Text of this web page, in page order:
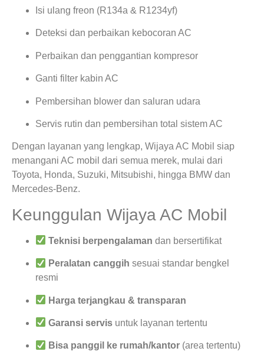
Isi ulang freon (R134a & R1234yf)
Deteksi dan perbaikan kebocoran AC
Perbaikan dan penggantian kompresor
Ganti filter kabin AC
Pembersihan blower dan saluran udara
Servis rutin dan pembersihan total sistem AC
Dengan layanan yang lengkap, Wijaya AC Mobil siap
menangani AC mobil dari semua merek, mulai dari
Toyota, Honda, Suzuki, Mitsubishi, hingga BMW dan
Mercedes-Benz.
Keunggulan Wijaya AC Mobil
Teknisi berpengalaman dan bersertifikat
Peralatan canggih sesuai standar bengkel
resmi
Harga terjangkau & transparan
Garansi servis untuk layanan tertentu
Bisa panggil ke rumah/kantor (area tertentu)